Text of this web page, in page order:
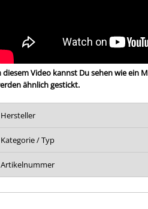
diesem Video kannst Du sehen wie ein
ähnlich gestickt.
Hersteller
Kategorie / Typ
Artikelnummer